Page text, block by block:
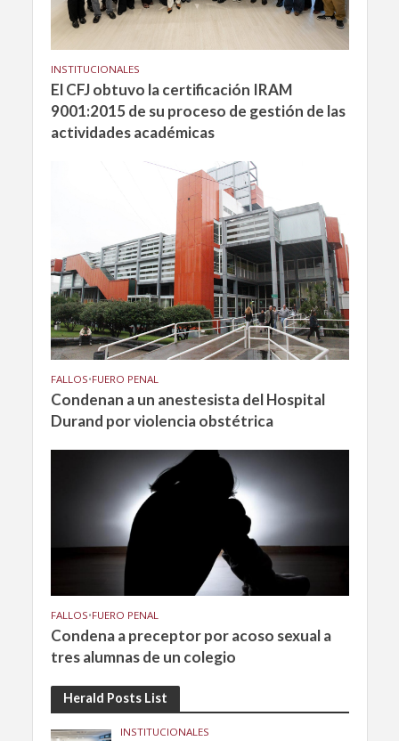
INSTITUCIONALES
El CFJ obtuvo la certificación IRAM
9001:2015 de su proceso de gestión de las
actividades académicas
FALLOS•FUERO PENAL
Condenan a un anestesista del Hospital
Durand por violencia obstétrica
FALLOS•FUERO PENAL
Condena a preceptor por acoso sexual a
tres alumnas de un colegio
Herald Posts List
INSTITUCIONALES